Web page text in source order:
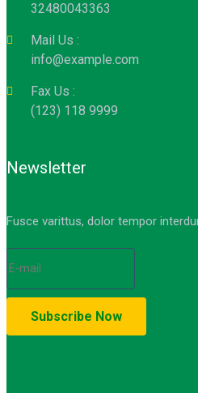
32480043363
Mail Us :
info@example.com
Fax Us :
(123) 118 9999
Newsletter
Fusce varittus, dolor tempor